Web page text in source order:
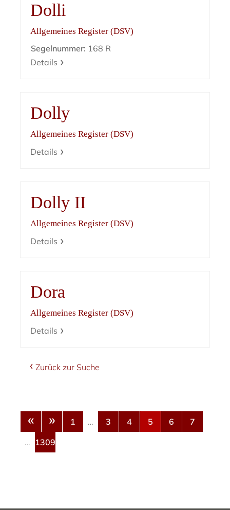
Dolli
Allgemeines Register (DSV)
Segelnummer: 168 R
Details
Dolly
Allgemeines Register (DSV)
Details
Dolly II
Allgemeines Register (DSV)
Details
Dora
Allgemeines Register (DSV)
Details
Zurück zur Suche
« » 1 … 3 4 5 6
7
… 1309